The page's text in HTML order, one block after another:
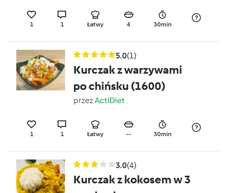
1 1 Łatwy 4 30min
5.0(1)
Kurczak z warzywami
po chińsku (1600)
przezActiDiet
1 1 Łatwy -- 30min
3.0(4)
Kurczak z kokosem w 3